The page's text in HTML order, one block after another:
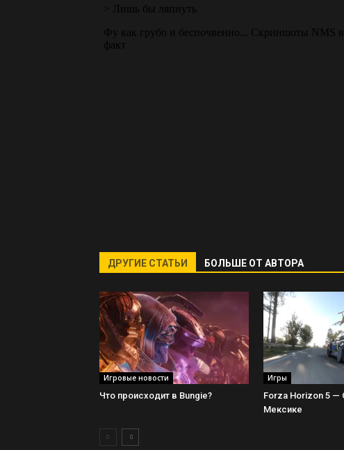
ДРУГИЕ СТАТЬИ БОЛЬШЕ ОТ АВТОРА
Игровые новости
Что происходит в Bungie?
Игры
Forza Horizon 5 —
Мексике